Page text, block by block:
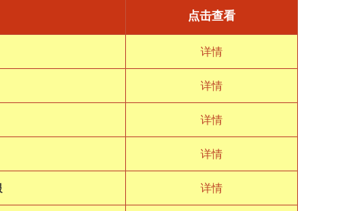
点击查看
详情
详情
详情
详情
详情